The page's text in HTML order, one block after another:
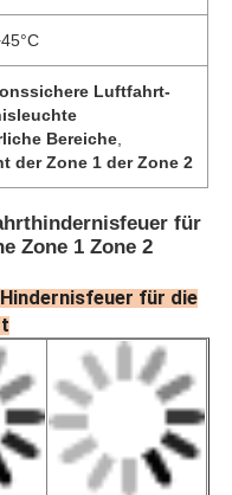
Luftfahrt-
Bereiche
der Zone 1 der Zone 2
für
Zone 1 Zone 2
für die